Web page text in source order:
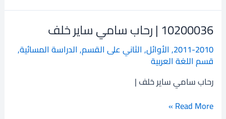
10200036 | رحاب سامي ساير خلف
2011-2010
, الأوائل, الثاني على القسم, الدراسة المسائية,
قسم اللغة العربية
رحاب سامي ساير خلف |
10200036
رحاب
سامي
ساير
خلف
Read More »